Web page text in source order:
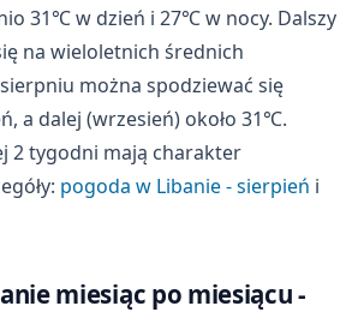
31℃ w dzień i 27℃ w nocy. Dalszy
na wieloletnich średnich
można spodziewać się
a dalej (wrzesień) około 31℃.
2 tygodni mają charakter
pogoda w Libanie - sierpień i
miesiąc po miesiącu -